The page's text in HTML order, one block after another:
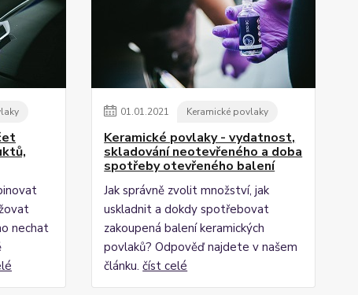
nechat
01.01.2021 Keramické povlaky
Keramické povlaky - vydatnost,
skladování neotevřeného a doba
spotřeby otevřeného balení
Jak správně zvolit množství, jak
uskladnit a dokdy spotřebovat
zakoupená balení keramických
povlaků? Odpověď najdete v našem
článku.číst celé